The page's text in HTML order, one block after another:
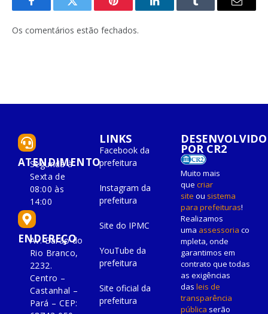
FacebookTwitter Pinterest O
Tumblr
E-
Os comentários estão fechados.
ATENDIMENTO
Segunda à
Sexta de
08:00 às
14:00
ENDEREÇO
Av. Barão do
Rio Branco,
2232.
Centro –
Castanhal –
Pará – CEP:
LINKS
Facebook da
prefeitura
Instagram da
prefeitura
Site do IPMC
YouTube da
prefeitura
Site oficial da
prefeitura
DESENVOLVIDO
POR CR2
Muito mais
que criar
site ou sistema
para prefeituras!
Realizamos
uma assessoria co
mpleta, onde
garantimos em
contrato que todas
as exigências
das leis de
transparência
pública serão